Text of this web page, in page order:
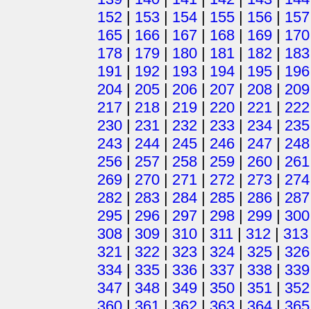
152 | 153 | 154 | 155 | 156 | 157
165 | 166 | 167 | 168 | 169 | 170
178 | 179 | 180 | 181 | 182 | 183
191 | 192 | 193 | 194 | 195 | 196
204 | 205 | 206 | 207 | 208 | 209
217 | 218 | 219 | 220 | 221 | 222
230 | 231 | 232 | 233 | 234 | 235
243 | 244 | 245 | 246 | 247 | 248
256 | 257 | 258 | 259 | 260 | 261
269 | 270 | 271 | 272 | 273 | 274
282 | 283 | 284 | 285 | 286 | 287
295 | 296 | 297 | 298 | 299 | 300
308 | 309 | 310 | 311 | 312 | 313
321 | 322 | 323 | 324 | 325 | 326
334 | 335 | 336 | 337 | 338 | 339
347 | 348 | 349 | 350 | 351 | 352